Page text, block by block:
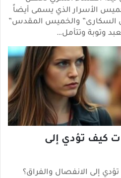
الأسرار الذي يسمى أيضاً
والخميس المقدس”
وتوبة وتتأمل…
كيف تؤدي إلى
تؤدي إلى الانفصال والفراق؟